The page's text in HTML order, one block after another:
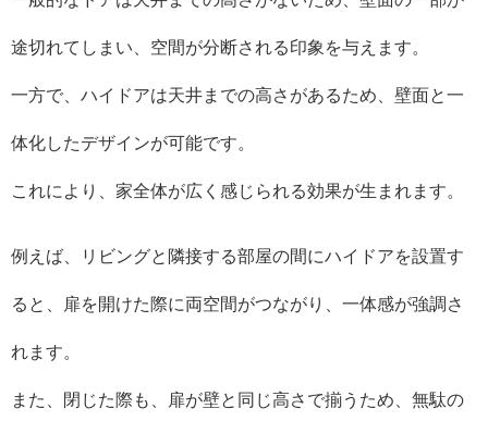
途切れてしまい、空間が分断される印象を与えます。
一方で、ハイドアは天井までの高さがあるため、壁面と一
体化したデザインが可能です。
これにより、家全体が広く感じられる効果が生まれます。
例えば、リビングと隣接する部屋の間にハイドアを設置す
ると、扉を開けた際に両空間がつながり、一体感が強調さ
れます。
また、閉じた際も、扉が壁と同じ高さで揃うため、無駄の